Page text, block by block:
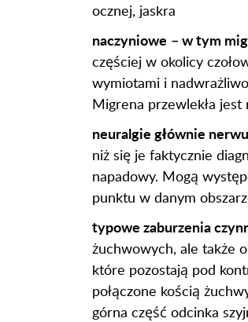
ocznej, jaskra
naczyniowe – w tym
częściej w okolicy
wymiotami i
Migrena przewlekła
neuralgie głównie
niż się je faktycznie
napadowy. Mogą
punktu w danym
typowe zaburzenia
żuchwowych, ale także
które pozostają pod
połączone kością
górna część odcinka